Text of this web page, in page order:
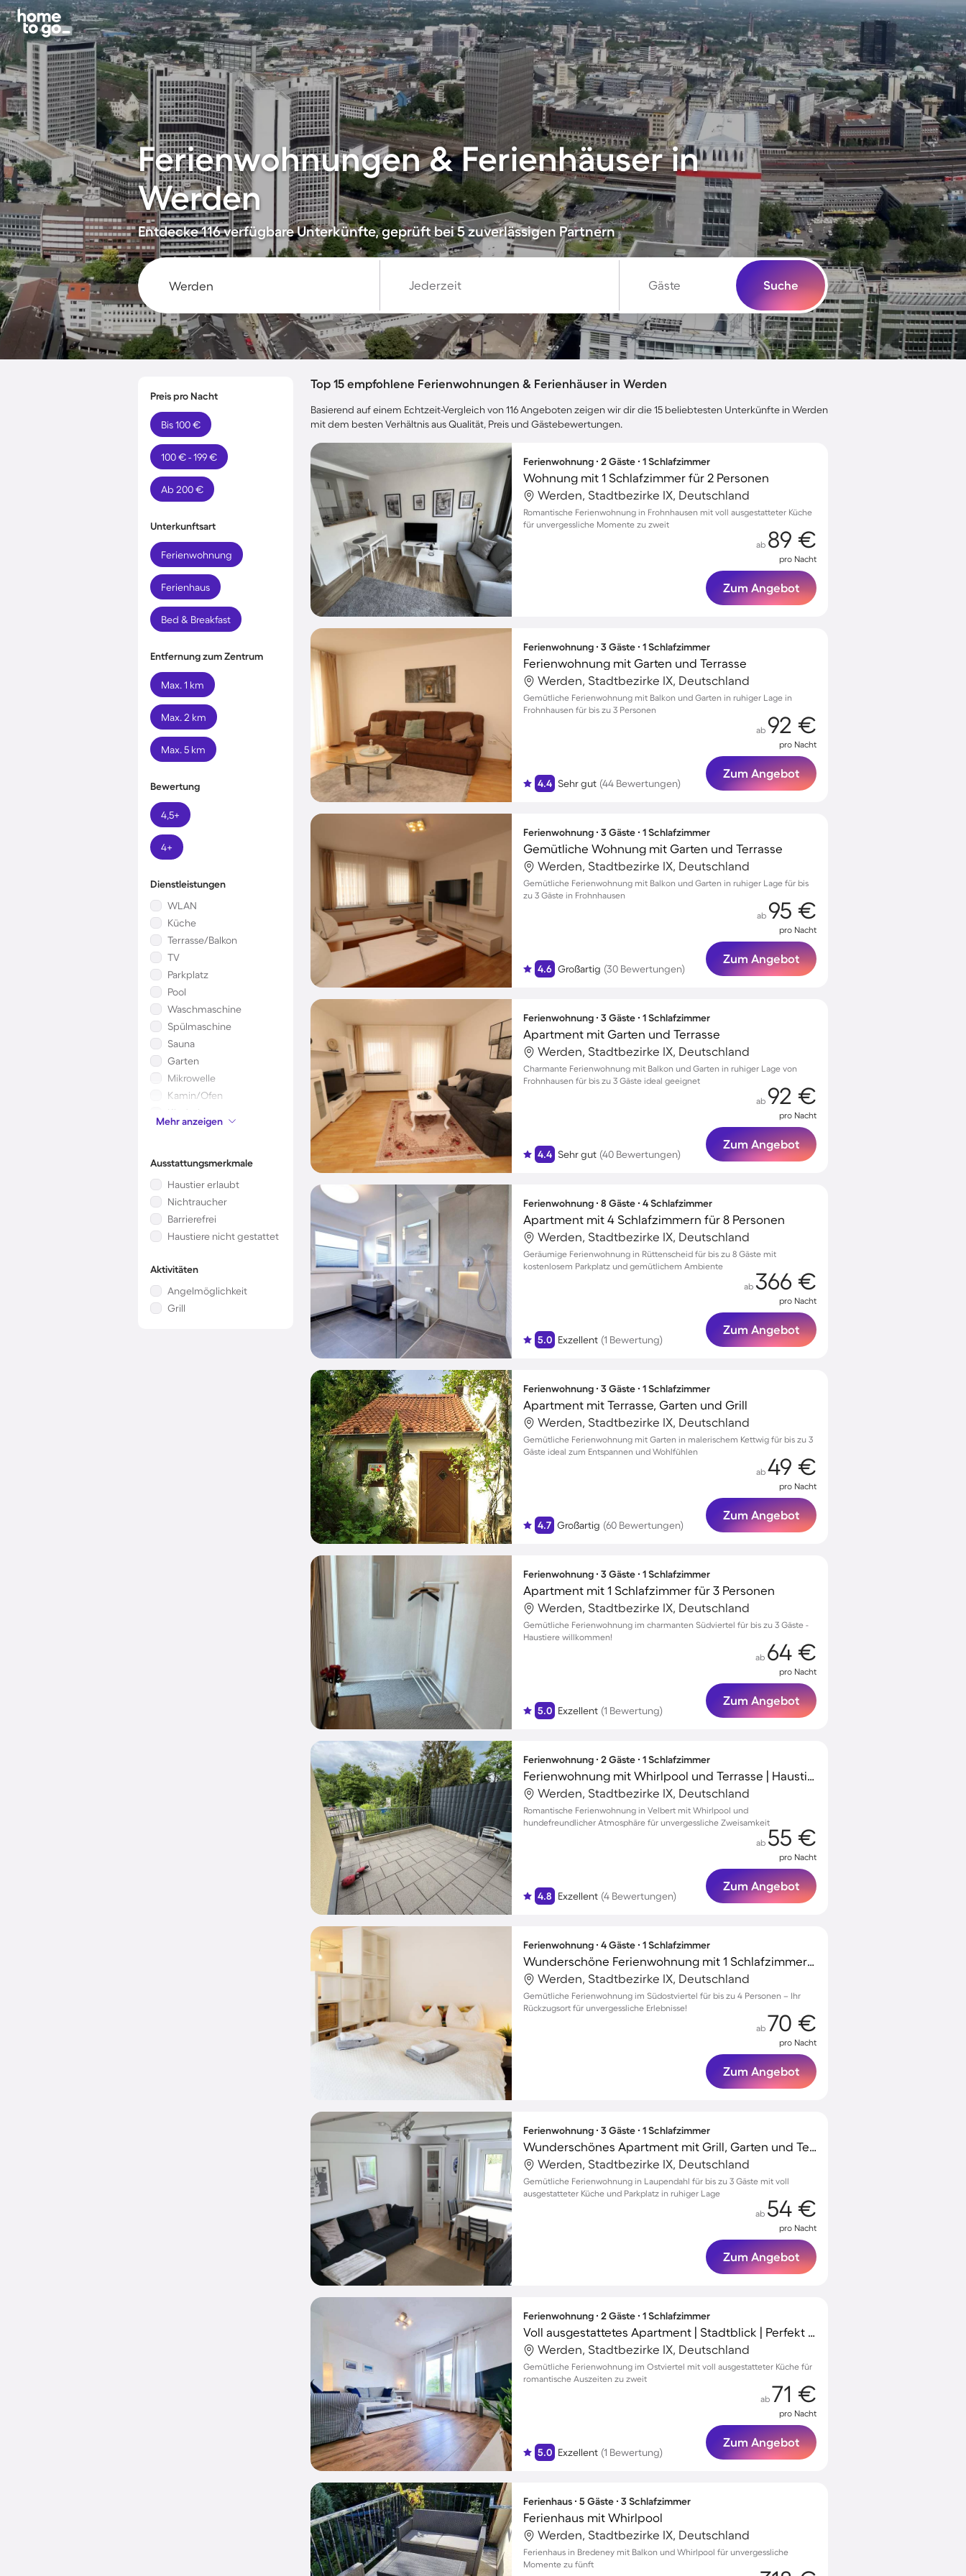
Ferienwohnungen & Ferienhäuser in
Werden
Entdecke 116 verfügbare Unterkünfte, geprüft bei 5 zuverlässigen Partnern
Jederzeit Gäste Suche
Preis pro Nacht
Bis 100 €
100 € - 199 €
Ab 200 €
Unterkunftsart
Ferienwohnung
Ferienhaus
Bed & Breakfast
Entfernung zum Zentrum
Max. 1 km
Max. 2 km
Max. 5 km
Bewertung
4,5+
4+
Dienstleistungen
WLAN
Küche
Terrasse/Balkon
TV
Parkplatz
Pool
Waschmaschine
Spülmaschine
Sauna
Garten
Mikrowelle
Kamin/Ofen
Kinderbett
Klimaanlage
Mehr anzeigen
Ausstattungsmerkmale
Haustier erlaubt
Nichtraucher
Barrierefrei
Haustiere nicht gestattet
Aktivitäten
Angelmöglichkeit
Grill
Top 15 empfohlene Ferienwohnungen & Ferienhäuser in Werden
Basierend auf einem Echtzeit-Vergleich von 116 Angeboten zeigen wir dir die 15 beliebtesten Unterkünfte in Werden
mit dem besten Verhältnis aus Qualität, Preis und Gästebewertungen.
Ferienwohnung ∙ 2 Gäste ∙ 1 Schlafzimmer
Wohnung mit 1 Schlafzimmer für 2 Personen
Werden, Stadtbezirke IX, Deutschland
Romantische Ferienwohnung in Frohnhausen mit voll ausgestatteter Küche
für unvergessliche Momente zu zweit
ab 89 €
pro Nacht
Zum Angebot
Ferienwohnung ∙ 3 Gäste ∙ 1 Schlafzimmer
Ferienwohnung mit Garten und Terrasse
Werden, Stadtbezirke IX, Deutschland
Gemütliche Ferienwohnung mit Balkon und Garten in ruhiger Lage in
Frohnhausen für bis zu 3 Personen
4.4 Sehr gut (44 Bewertungen)
ab 92 €
pro Nacht
Zum Angebot
Ferienwohnung ∙ 3 Gäste ∙ 1 Schlafzimmer
Gemütliche Wohnung mit Garten und Terrasse
Werden, Stadtbezirke IX, Deutschland
Gemütliche Ferienwohnung mit Balkon und Garten in ruhiger Lage für bis
zu 3 Gäste in Frohnhausen
4.6 Großartig (30 Bewertungen)
ab 95 €
pro Nacht
Zum Angebot
Ferienwohnung ∙ 3 Gäste ∙ 1 Schlafzimmer
Apartment mit Garten und Terrasse
Werden, Stadtbezirke IX, Deutschland
Charmante Ferienwohnung mit Balkon und Garten in ruhiger Lage von
Frohnhausen für bis zu 3 Gäste ideal geeignet
4.4 Sehr gut (40 Bewertungen)
ab 92 €
pro Nacht
Zum Angebot
Ferienwohnung ∙ 8 Gäste ∙ 4 Schlafzimmer
Apartment mit 4 Schlafzimmern für 8 Personen
Werden, Stadtbezirke IX, Deutschland
Geräumige Ferienwohnung in Rüttenscheid für bis zu 8 Gäste mit
kostenlosem Parkplatz und gemütlichem Ambiente
5.0 Exzellent (1 Bewertung)
ab 366 €
pro Nacht
Zum Angebot
Ferienwohnung ∙ 3 Gäste ∙ 1 Schlafzimmer
Apartment mit Terrasse, Garten und Grill
Werden, Stadtbezirke IX, Deutschland
Gemütliche Ferienwohnung mit Garten in malerischem Kettwig für bis zu 3
Gäste ideal zum Entspannen und Wohlfühlen
4.7 Großartig (60 Bewertungen)
ab 49 €
pro Nacht
Zum Angebot
Ferienwohnung ∙ 3 Gäste ∙ 1 Schlafzimmer
Apartment mit 1 Schlafzimmer für 3 Personen
Werden, Stadtbezirke IX, Deutschland
Gemütliche Ferienwohnung im charmanten Südviertel für bis zu 3 Gäste -
Haustiere willkommen!
5.0 Exzellent (1 Bewertung)
ab 64 €
pro Nacht
Zum Angebot
Ferienwohnung ∙ 2 Gäste ∙ 1 Schlafzimmer
Ferienwohnung mit Whirlpool und Terrasse | Haustiere sind willkommen
Werden, Stadtbezirke IX, Deutschland
Romantische Ferienwohnung in Velbert mit Whirlpool und
hundefreundlicher Atmosphäre für unvergessliche Zweisamkeit
4.8 Exzellent (4 Bewertungen)
ab 55 €
pro Nacht
Zum Angebot
Ferienwohnung ∙ 4 Gäste ∙ 1 Schlafzimmer
Wunderschöne Ferienwohnung mit 1 Schlafzimmer für 4 Personen
Werden, Stadtbezirke IX, Deutschland
Gemütliche Ferienwohnung im Südostviertel für bis zu 4 Personen – Ihr
Rückzugsort für unvergessliche Erlebnisse!
ab 70 €
pro Nacht
Zum Angebot
Ferienwohnung ∙ 3 Gäste ∙ 1 Schlafzimmer
Wunderschönes Apartment mit Grill, Garten und Terrasse | Naturblick | Perfekt für die Arbeit von Zuhause
Werden, Stadtbezirke IX, Deutschland
Gemütliche Ferienwohnung in Laupendahl für bis zu 3 Gäste mit voll
ausgestatteter Küche und Parkplatz in ruhiger Lage
ab 54 €
pro Nacht
Zum Angebot
Ferienwohnung ∙ 2 Gäste ∙ 1 Schlafzimmer
Voll ausgestattetes Apartment | Stadtblick | Perfekt für die Arbeit von Zuhause
Werden, Stadtbezirke IX, Deutschland
Gemütliche Ferienwohnung im Ostviertel mit voll ausgestatteter Küche für
romantische Auszeiten zu zweit
5.0 Exzellent (1 Bewertung)
ab 71 €
pro Nacht
Zum Angebot
Ferienhaus ∙ 5 Gäste ∙ 3 Schlafzimmer
Ferienhaus mit Whirlpool
Werden, Stadtbezirke IX, Deutschland
Ferienhaus in Bredeney mit Balkon und Whirlpool für unvergessliche
Momente zu fünft